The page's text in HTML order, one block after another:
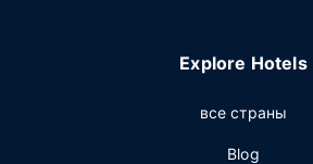
Explore Hotels
все страны
Blog